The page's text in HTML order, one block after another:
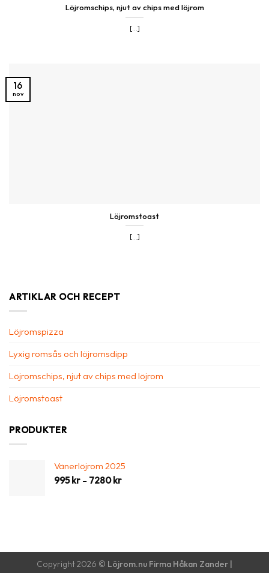
ARTIKLAR OCH RECEPT
Löjromspizza
Lyxig romsås och löjromsdipp
Löjromschips, njut av chips med löjrom
Löjromstoast
PRODUKTER
Vänerlöjrom 2025
995 kr – 7280 krPrisintervall:
Löjromschips, njut av chips med löjrom
[...]
Löjromstoast
[...]
16
nov
Copyright 2026 © Löjrom.nu Firma Håkan Zander |